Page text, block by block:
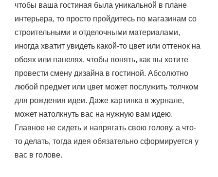
чтобы ваша гостиная была уникальной в плане
интерьера, то просто пройдитесь по магазинам со
строительными и отделочными материалами,
иногда хватит увидеть какой-то цвет или оттенок на
обоях или панелях, чтобы понять, как вы хотите
провести смену дизайна в гостиной. Абсолютно
любой предмет или цвет может послужить толчком
для рождения идеи. Даже картинка в журнале,
может натолкнуть вас на нужную вам идею.
Главное не сидеть и напрягать свою голову, а что-
то делать, тогда идея обязательно сформируется у
вас в голове.